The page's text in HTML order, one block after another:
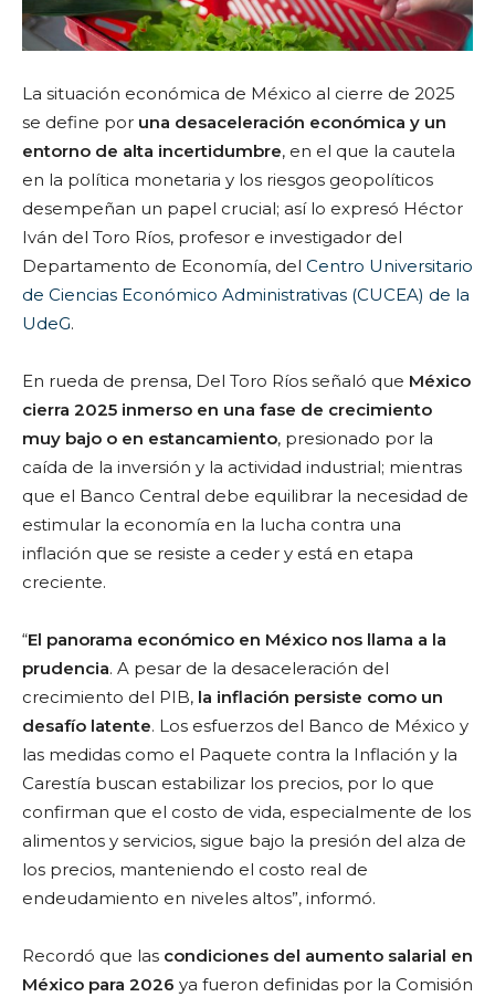
La situación económica de México al cierre de 2025
se define por una desaceleración económica y un
entorno de alta incertidumbre, en el que la cautela
en la política monetaria y los riesgos geopolíticos
desempeñan un papel crucial; así lo expresó Héctor
Iván del Toro Ríos, profesor e investigador del
Departamento de Economía, del Centro Universitario
de Ciencias Económico Administrativas (CUCEA) de la
UdeG.
En rueda de prensa, Del Toro Ríos señaló que México
cierra 2025 inmerso en una fase de crecimiento
muy bajo o en estancamiento, presionado por la
caída de la inversión y la actividad industrial; mientras
que el Banco Central debe equilibrar la necesidad de
estimular la economía en la lucha contra una
inflación que se resiste a ceder y está en etapa
creciente.
“El panorama económico en México nos llama a la
prudencia. A pesar de la desaceleración del
crecimiento del PIB, la inflación persiste como un
desafío latente. Los esfuerzos del Banco de México y
las medidas como el Paquete contra la Inflación y la
Carestía buscan estabilizar los precios, por lo que
confirman que el costo de vida, especialmente de los
alimentos y servicios, sigue bajo la presión del alza de
los precios, manteniendo el costo real de
endeudamiento en niveles altos”, informó.
Recordó que las condiciones del aumento salarial en
México para 2026 ya fueron definidas por la Comisión